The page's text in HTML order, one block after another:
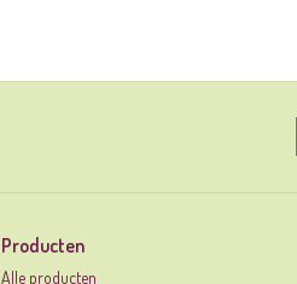
Producten
Alle producten